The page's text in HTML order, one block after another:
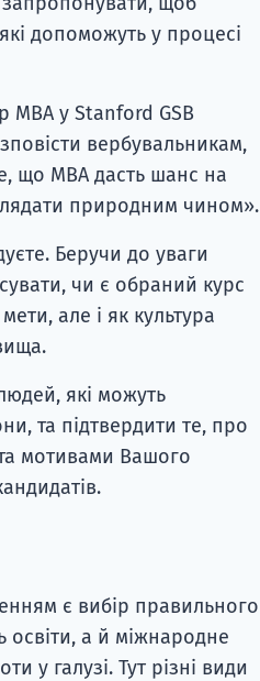
допоможуть у процесі
MBA у Stanford GSB
вербувальникам,
що MBA дасть шанс на
природним чином».
Беручи до уваги
чи є обраний курс
але і як культура
які можуть
та підтвердити те, про
мотивами Вашого
є вибір правильного
освіти, а й міжнародне
у галузі. Тут різні види